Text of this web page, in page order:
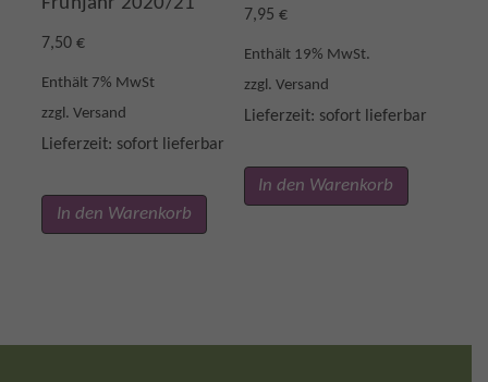
7,50 €
Enthält 7% MwSt
zzgl. Versand
Lieferzeit: sofort lieferbar
In den Warenkorb
7,95 €
Enthält 19% MwSt.
zzgl. Versand
Lieferzeit: sofort lieferbar
In den Warenkorb